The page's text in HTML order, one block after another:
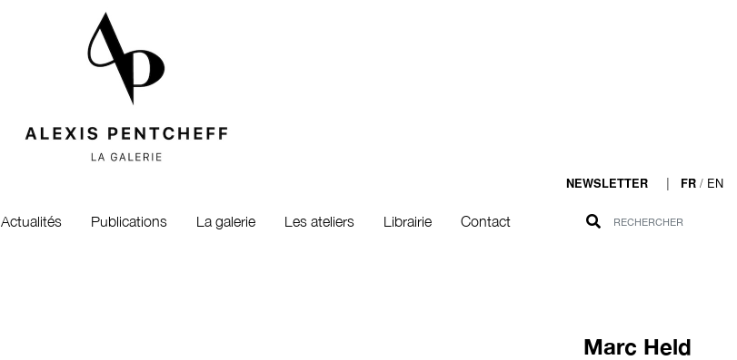
NEWSLETTER | FR / EN
Actualités Publications La galerie Les ateliers Librairie Contact
Marc Held